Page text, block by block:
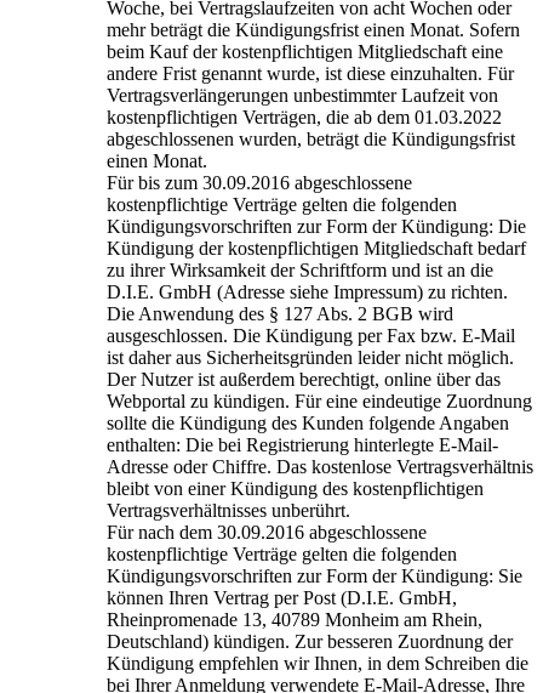
Woche, bei Vertragslaufzeiten von acht Wochen oder
mehr beträgt die Kündigungsfrist einen Monat. Sofern
beim Kauf der kostenpflichtigen Mitgliedschaft eine
andere Frist genannt wurde, ist diese einzuhalten. Für
Vertragsverlängerungen unbestimmter Laufzeit von
kostenpflichtigen Verträgen, die ab dem 01.03.2022
abgeschlossenen wurden, beträgt die Kündigungsfrist
einen Monat.
Für bis zum 30.09.2016 abgeschlossene
kostenpflichtige Verträge gelten die folgenden
Kündigungsvorschriften zur Form der Kündigung: Die
Kündigung der kostenpflichtigen Mitgliedschaft bedarf
zu ihrer Wirksamkeit der Schriftform und ist an die
D.I.E. GmbH (Adresse siehe Impressum) zu richten.
Die Anwendung des § 127 Abs. 2 BGB wird
ausgeschlossen. Die Kündigung per Fax bzw. E-Mail
ist daher aus Sicherheitsgründen leider nicht möglich.
Der Nutzer ist außerdem berechtigt, online über das
Webportal zu kündigen. Für eine eindeutige Zuordnung
sollte die Kündigung des Kunden folgende Angaben
enthalten: Die bei Registrierung hinterlegte E-Mail-
Adresse oder Chiffre. Das kostenlose Vertragsverhältnis
bleibt von einer Kündigung des kostenpflichtigen
Vertragsverhältnisses unberührt.
Für nach dem 30.09.2016 abgeschlossene
kostenpflichtige Verträge gelten die folgenden
Kündigungsvorschriften zur Form der Kündigung: Sie
können Ihren Vertrag per Post (D.I.E. GmbH,
Rheinpromenade 13, 40789 Monheim am Rhein,
Deutschland) kündigen. Zur besseren Zuordnung der
Kündigung empfehlen wir Ihnen, in dem Schreiben die
bei Ihrer Anmeldung verwendete E-Mail-Adresse, Ihre